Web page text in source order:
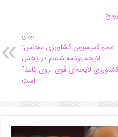
بعدی
عضو کمیسیون کشاورزی مجلس:
لایحه برنامه ششم در بخش
لایحه‌ای قوی “روی کاغذ”
است